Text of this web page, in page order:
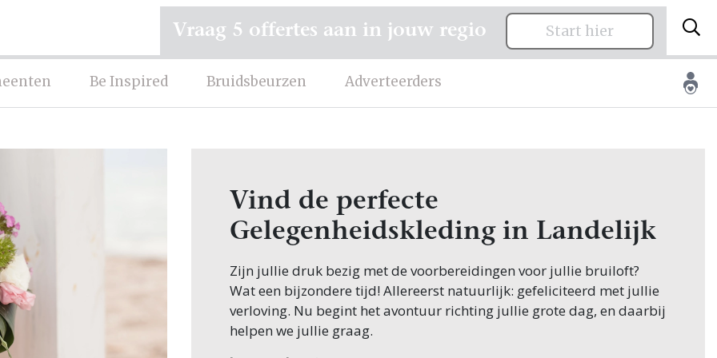
Be Inspired Bruidsbeurzen Adverteerders
Vraag 5 offertes aan in jouw regio Start hier
Vind de perfecte
Gelegenheidskleding in Landelijk
Zijn jullie druk bezig met de voorbereidingen voor jullie bruiloft?
Wat een bijzondere tijd! Allereerst natuurlijk: gefeliciteerd met jullie
verloving. Nu begint het avontuur richting jullie grote dag, en daarbij
helpen we jullie graag.